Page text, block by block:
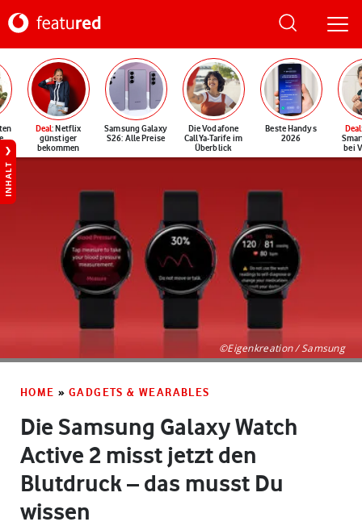
Deal: Netflix
günstiger
bekommen
Samsung Galaxy
S26: Alle Preise
Die Vodafone
CallYa-Tarife im
Überblick
Beste Handys
2026
Deal
bei
INHALT
©Eigenkreation / Samsung
HOME » GADGETS & WEARABLES
Die Samsung Galaxy Watch
Active 2 misst jetzt den
Blutdruck – das musst Du
wissen